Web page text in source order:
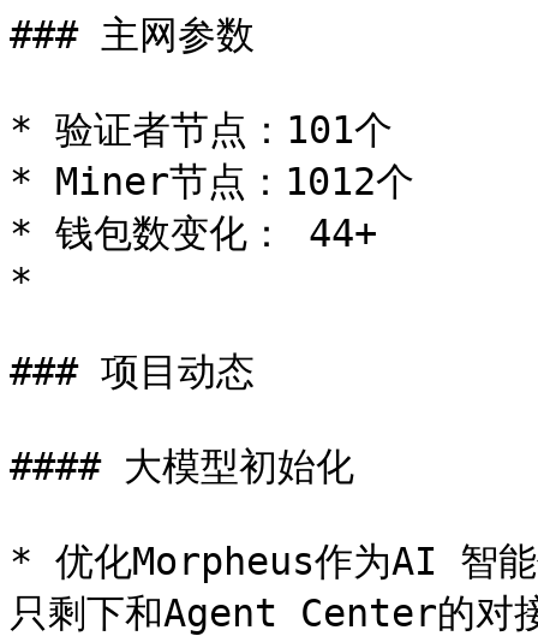
### 主网参数
* 验证者节点：101个
* Miner节点：1012个
* 钱包数变化： 44+
*
### 项目动态
#### 大模型初始化
* 优化Morpheus作为AI 智能
只剩下和Agent Center的对